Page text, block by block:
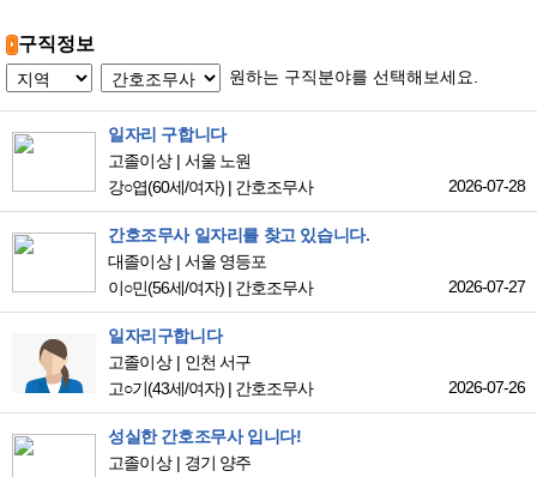
구직정보
원하는 구직분야를 선택해보세요.
일자리 구합니다
고졸이상
서울 노원
강○엽(60세/여자) | 간호조무사 2026-07-28
간호조무사 일자리를 찾고 있습니다.
대졸이상
서울 영등포
이○민(56세/여자) | 간호조무사 2026-07-27
일자리구합니다
고졸이상
인천 서구
고○기(43세/여자) | 간호조무사 2026-07-26
성실한 간호조무사 입니다!
고졸이상
경기 양주